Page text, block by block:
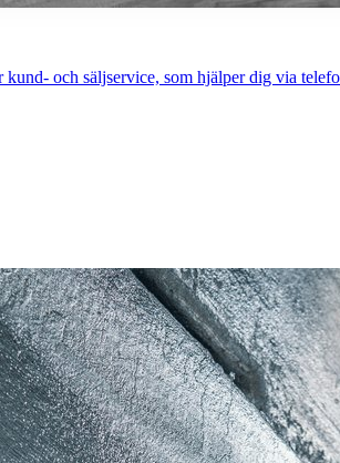
och säljservice, som hjälper dig via